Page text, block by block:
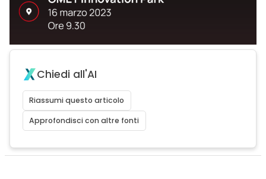
Chiedi all'AI
Riassumi questo articolo
Approfondisci con altre fonti